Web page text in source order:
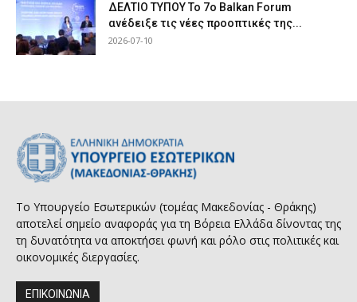
ΔΕΛΤΙΟ ΤΥΠΟΥ Το 7ο Balkan Forum
ανέδειξε τις νέες προοπτικές της...
2026-07-10
Το Υπουργείο Εσωτερικών (τομέας Μακεδονίας - Θράκης)
αποτελεί σημείο αναφοράς για τη Βόρεια Ελλάδα δίνοντας της
τη δυνατότητα να αποκτήσει φωνή και ρόλο στις πολιτικές και
οικονομικές διεργασίες.
ΕΠΙΚΟΙΝΩΝΙΑ